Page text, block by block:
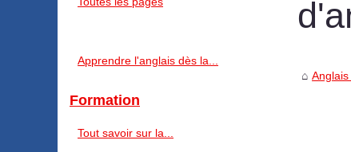
Apprendre l'anglais dès la...
Formation
Tout savoir sur la...